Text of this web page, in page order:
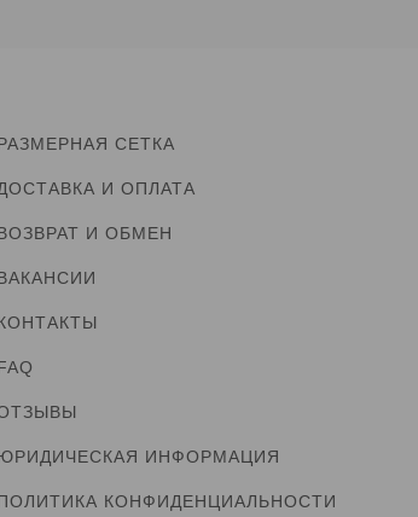
КОНФИДЕНЦИАЛЬНОСТИ
ИНФОРМАЦИЯ
СЕТКА
И ОПЛАТА
И ОБМЕН